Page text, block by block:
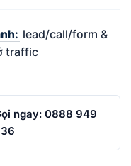
lead/call/form &
traffic
ngay: 0888 949